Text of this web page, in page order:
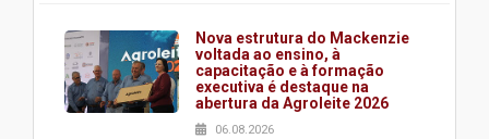
Nova estrutura do Mackenzie
voltada ao ensino, à
capacitação e à formação
executiva é destaque na
abertura da Agroleite 2026
06.08.2026